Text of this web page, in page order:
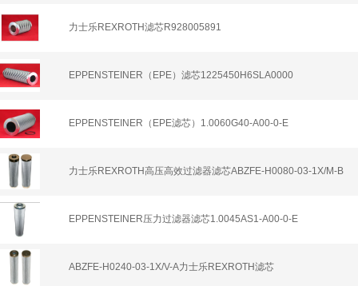
力士乐REXROTH滤芯R928005891
EPPENSTEINER（EPE）滤芯1225450H6SLA0000
EPPENSTEINER（EPE滤芯）1.0060G40-A00-0-E
力士乐REXROTH高压高效过滤器滤芯ABZFE-H0080-03-1X/M-B
EPPENSTEINER压力过滤器滤芯1.0045AS1-A00-0-E
ABZFE-H0240-03-1X/V-A力士乐REXROTH滤芯